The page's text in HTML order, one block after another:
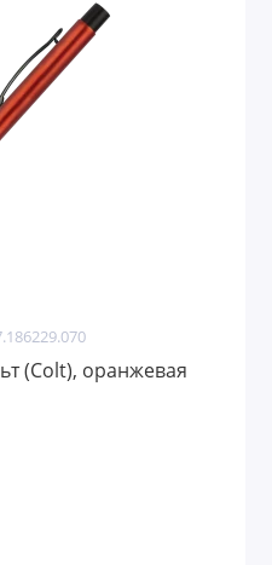
(Colt), оранжевая